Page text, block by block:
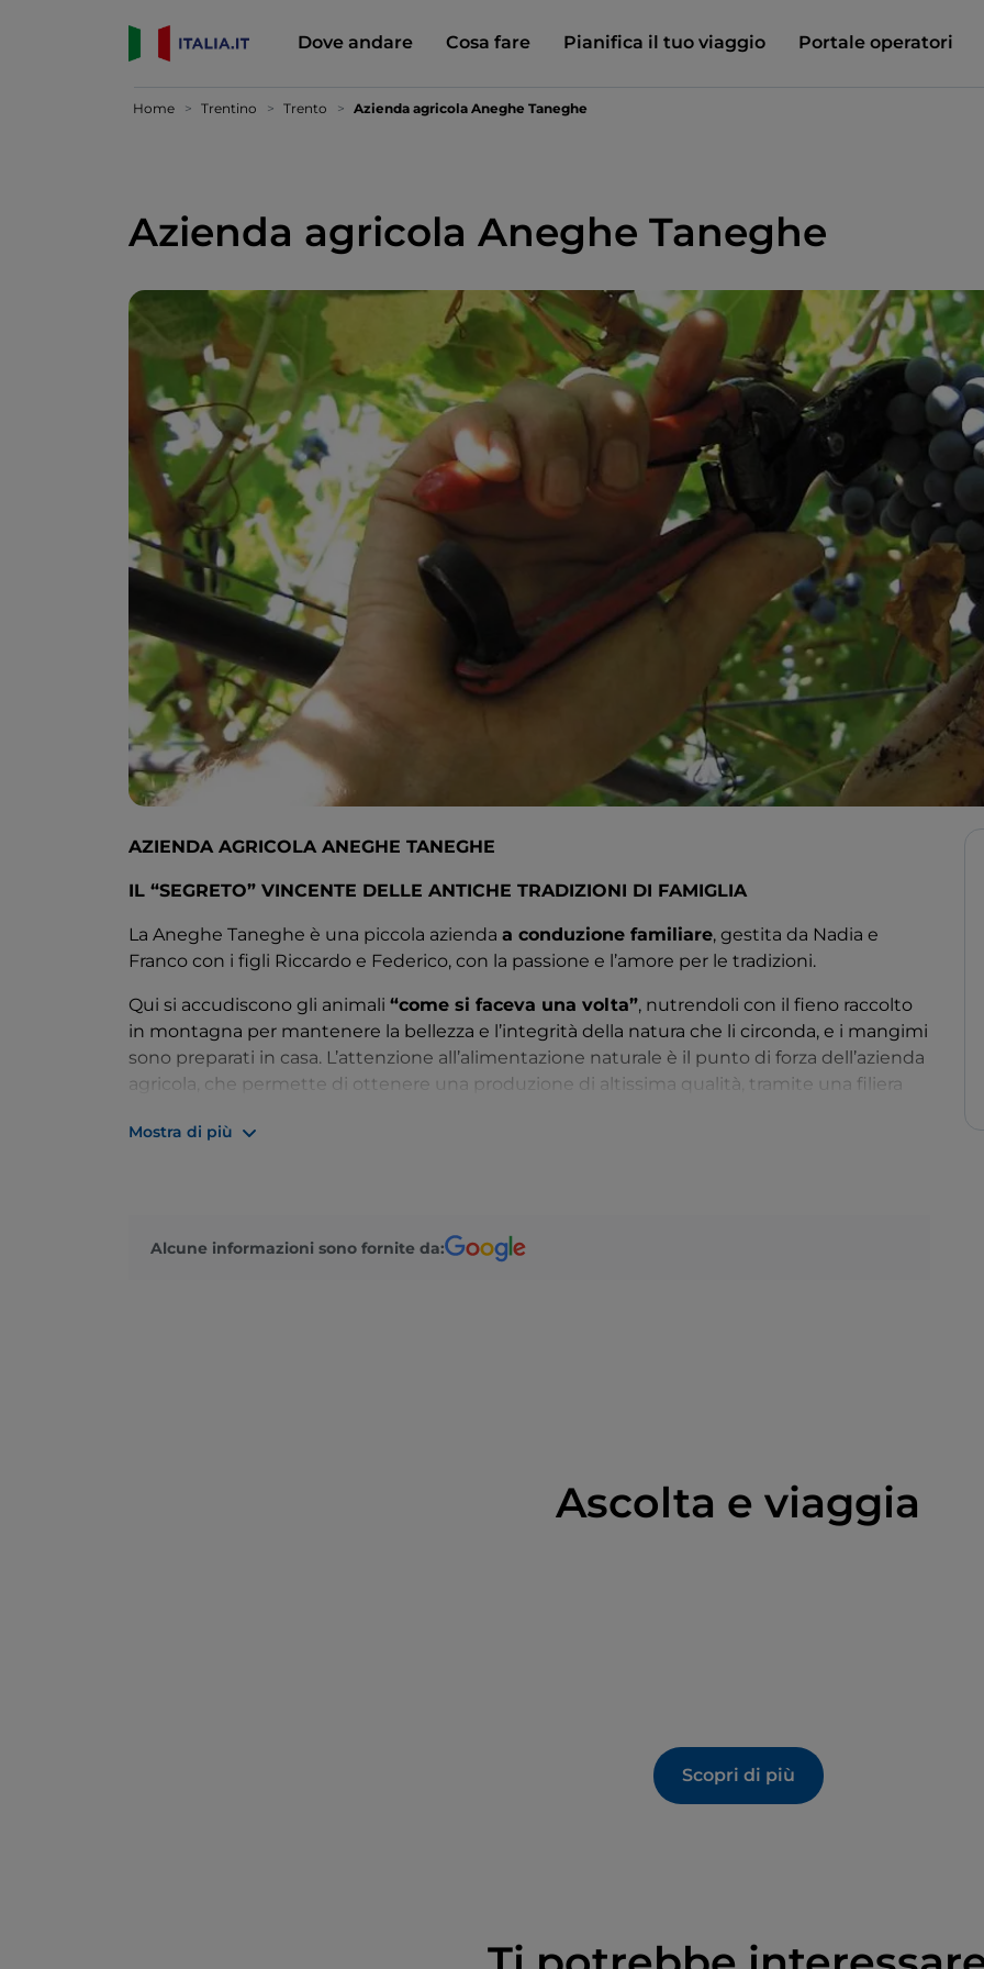
Dove andare Cosa fare Pianifica il tuo viaggio Portale operatori
Home Trentino Trento Azienda agricola Aneghe Taneghe
Azienda agricola Aneghe Taneghe
AZIENDA AGRICOLA ANEGHE TANEGHE
IL “SEGRETO” VINCENTE DELLE ANTICHE TRADIZIONI DI FAMIGLIA
La Aneghe Taneghe è una piccola azienda a conduzione familiare, gestita da Nadia e
Franco con i figli Riccardo e Federico, con la passione e l’amore per le tradizioni.
Qui si accudiscono gli animali “come si faceva una volta”, nutrendoli con il fieno raccolto
in montagna per mantenere la bellezza e l’integrità della natura che li circonda, e i mangimi
sono preparati in casa. L’attenzione all’alimentazione naturale è il punto di forza dell’azienda
agricola, che permette di ottenere una produzione di altissima qualità, tramite una filiera
Nella loro fattoria si organizzano visite didattiche che coinvolgono bambini e adulti nella
vita contadina. Si parte dall’accudire gli animali per poi insegnare loro il processo di
Mostra di più
Alcune informazioni sono fornite da:
Ascolta e viaggia
Scopri di più